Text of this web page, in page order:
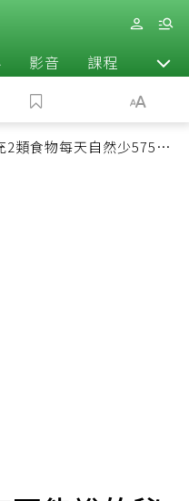
影音 課程 退休
2類食物每天自然少575大